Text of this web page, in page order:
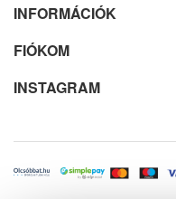
INFORMÁCIÓK
FIÓKOM
INSTAGRAM